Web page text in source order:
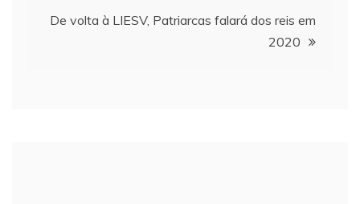
Post
De volta à LIESV, Patriarcas falará dos reis em
2020